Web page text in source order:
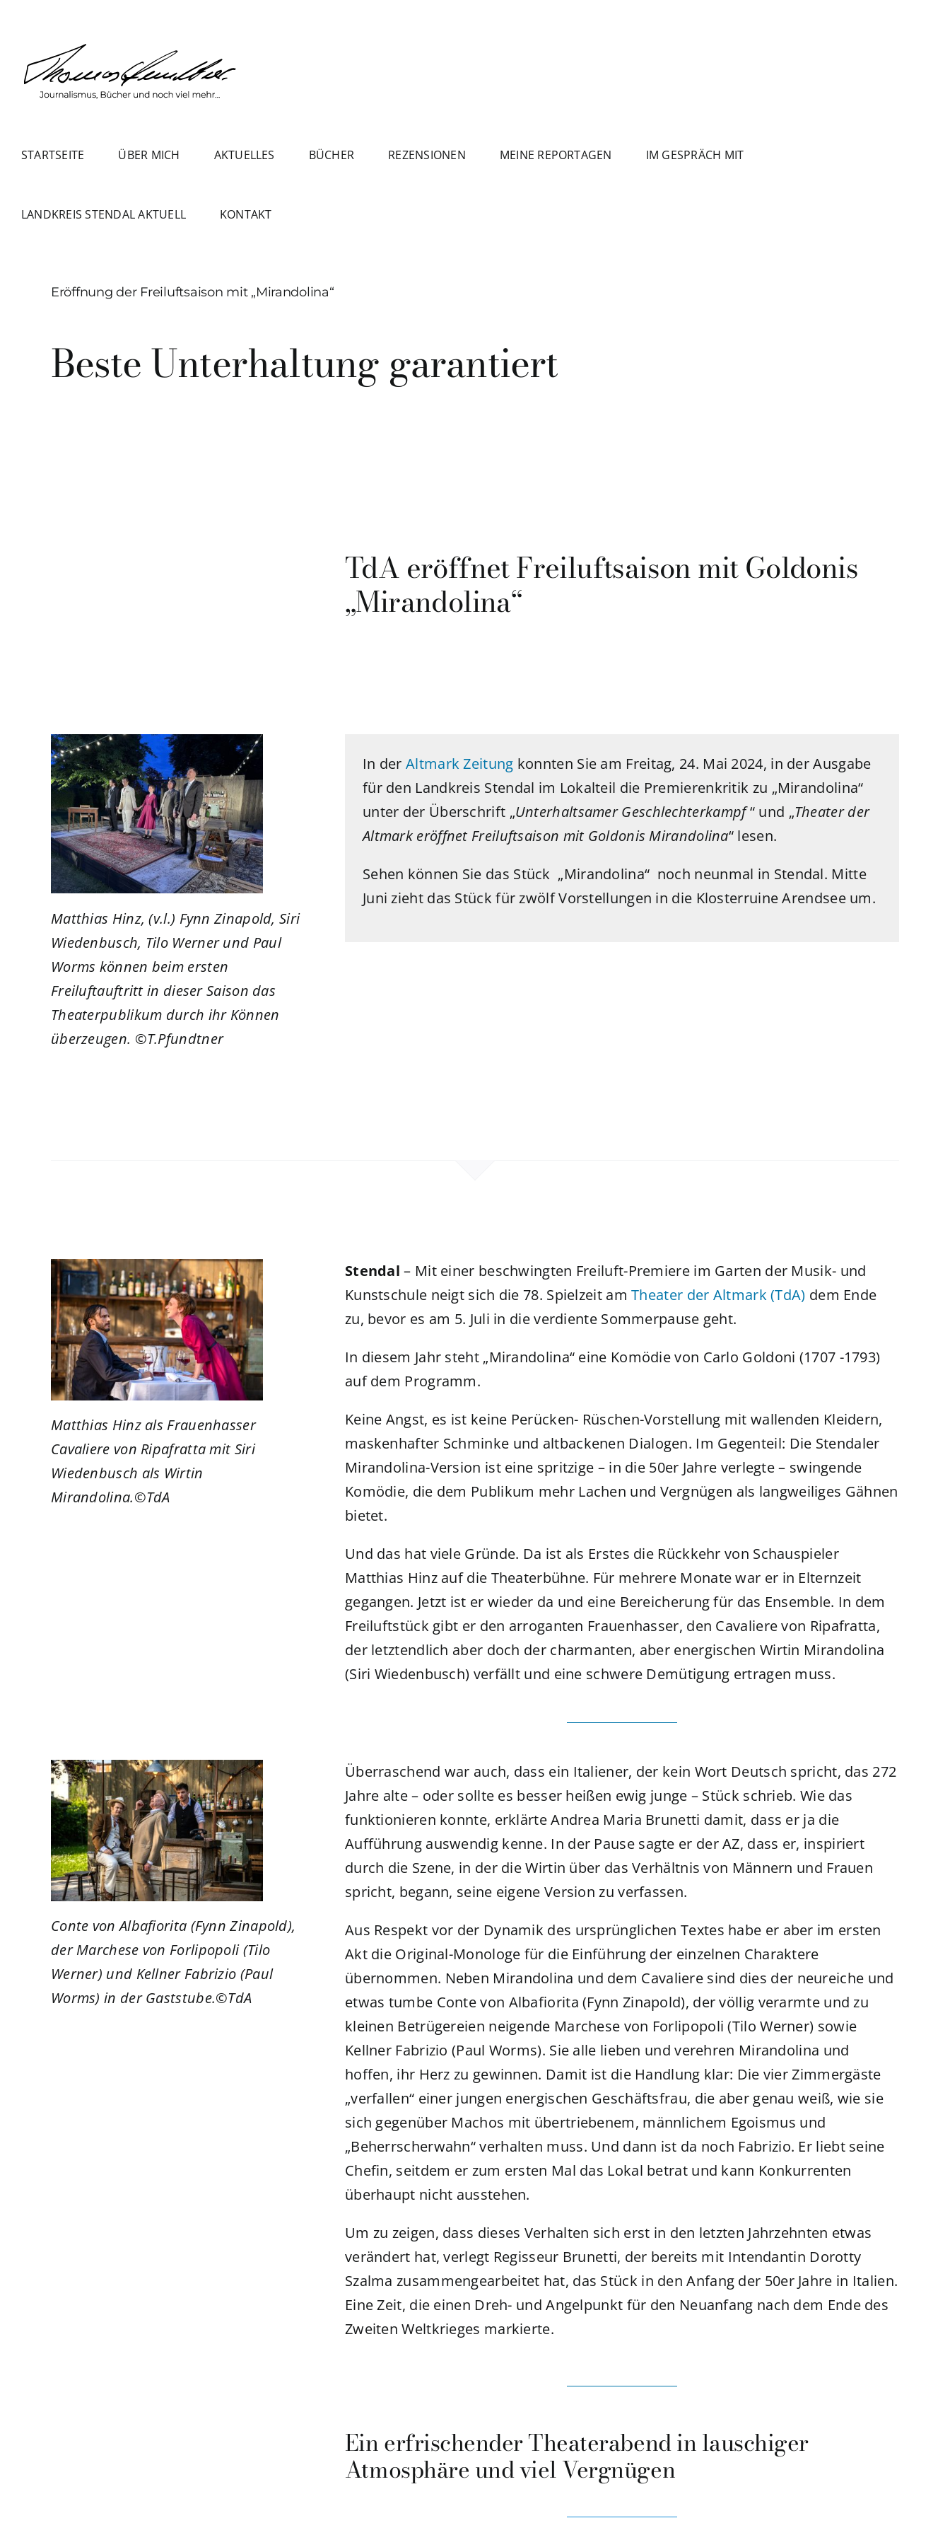
springen
STARTSEITE ÜBER MICH AKTUELLES BÜCHER REZENSIONEN MEINE REPORTAGEN IM GESPRÄCH MIT
LANDKREIS STENDAL AKTUELL KONTAKT
Eröffnung der Freiluftsaison mit „Mirandolina“
Beste Unterhaltung garantiert
TdA eröffnet Freiluftsaison mit Goldonis
„Mirandolina“
Matthias Hinz, (v.l.) Fynn Zinapold, Siri
Wiedenbusch, Tilo Werner und Paul
Worms können beim ersten
Freiluftauftritt in dieser Saison das
Theaterpublikum durch ihr Können
überzeugen. ©T.Pfundtner
In derAltmark Zeitung konnten Sie am Freitag, 24. Mai 2024, in der Ausgabe
für den Landkreis Stendal im Lokalteil die Premierenkritik zu „Mirandolina“
unter der Überschrift „Unterhaltsamer Geschlechterkampf“ und „Theater der
Altmark eröffnet Freiluftsaison mit Goldonis Mirandolina“ lesen.
Sehen können Sie das Stück „Mirandolina“ noch neunmal in Stendal. Mitte
Juni zieht das Stück für zwölf Vorstellungen in die Klosterruine Arendsee um.
Matthias Hinz als Frauenhasser
Cavaliere von Ripafratta mit Siri
Wiedenbusch als Wirtin
Mirandolina.©TdA
Stendal– Mit einer beschwingten Freiluft-Premiere im Garten der Musik- und
Kunstschule neigt sich die 78. Spielzeit amTheater der Altmark (TdA) dem Ende
zu, bevor es am 5. Juli in die verdiente Sommerpause geht.
In diesem Jahr steht „Mirandolina“ eine Komödie von Carlo Goldoni (1707 -1793)
auf dem Programm.
Keine Angst, es ist keine Perücken- Rüschen-Vorstellung mit wallenden Kleidern,
maskenhafter Schminke und altbackenen Dialogen. Im Gegenteil: Die Stendaler
Mirandolina-Version ist eine spritzige – in die 50er Jahre verlegte – swingende
Komödie, die dem Publikum mehr Lachen und Vergnügen als langweiliges Gähnen
bietet.
Und das hat viele Gründe. Da ist als Erstes die Rückkehr von Schauspieler
Matthias Hinz auf die Theaterbühne. Für mehrere Monate war er in Elternzeit
gegangen. Jetzt ist er wieder da und eine Bereicherung für das Ensemble. In dem
Freiluftstück gibt er den arroganten Frauenhasser, den Cavaliere von Ripafratta,
der letztendlich aber doch der charmanten, aber energischen Wirtin Mirandolina
(Siri Wiedenbusch) verfällt und eine schwere Demütigung ertragen muss.
Conte von Albafiorita (Fynn Zinapold),
der Marchese von Forlipopoli (Tilo
Werner) und Kellner Fabrizio (Paul
Worms) in der Gaststube.©TdA
Überraschend war auch, dass ein Italiener, der kein Wort Deutsch spricht, das 272
Jahre alte – oder sollte es besser heißen ewig junge – Stück schrieb. Wie das
funktionieren konnte, erklärte Andrea Maria Brunetti damit, dass er ja die
Aufführung auswendig kenne. In der Pause sagte er der AZ, dass er, inspiriert
durch die Szene, in der die Wirtin über das Verhältnis von Männern und Frauen
spricht, begann, seine eigene Version zu verfassen.
Aus Respekt vor der Dynamik des ursprünglichen Textes habe er aber im ersten
Akt die Original-Monologe für die Einführung der einzelnen Charaktere
übernommen. Neben Mirandolina und dem Cavaliere sind dies der neureiche und
etwas tumbe Conte von Albafiorita (Fynn Zinapold), der völlig verarmte und zu
kleinen Betrügereien neigende Marchese von Forlipopoli (Tilo Werner) sowie
Kellner Fabrizio (Paul Worms). Sie alle lieben und verehren Mirandolina und
hoffen, ihr Herz zu gewinnen. Damit ist die Handlung klar: Die vier Zimmergäste
„verfallen“ einer jungen energischen Geschäftsfrau, die aber genau weiß, wie sie
sich gegenüber Machos mit übertriebenem, männlichem Egoismus und
„Beherrscherwahn“ verhalten muss. Und dann ist da noch Fabrizio. Er liebt seine
Chefin, seitdem er zum ersten Mal das Lokal betrat und kann Konkurrenten
überhaupt nicht ausstehen.
Um zu zeigen, dass dieses Verhalten sich erst in den letzten Jahrzehnten etwas
verändert hat, verlegt Regisseur Brunetti, der bereits mit Intendantin Dorotty
Szalma zusammengearbeitet hat, das Stück in den Anfang der 50er Jahre in Italien.
Eine Zeit, die einen Dreh- und Angelpunkt für den Neuanfang nach dem Ende des
Zweiten Weltkrieges markierte.
Ein erfrischender Theaterabend in lauschiger
Atmosphäre und viel Vergnügen